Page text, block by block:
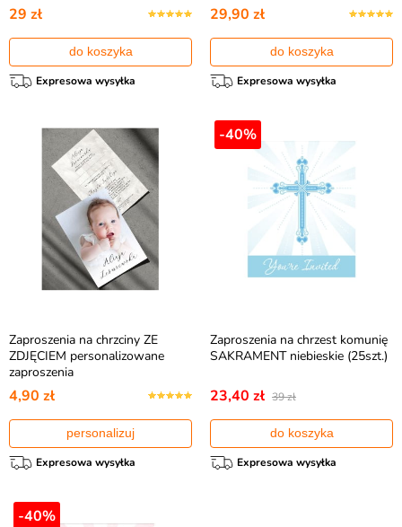
29 zł
do koszyka
Expresowa wysyłka
29,90 zł
do koszyka
Expresowa wysyłka
Zaproszenia na chrzciny ZE
ZDJĘCIEM personalizowane
zaproszenia
4,90 zł
personalizuj
Expresowa wysyłka
-40%
Zaproszenia na chrzest komunię
SAKRAMENT niebieskie (25szt.)
23,40 zł 39 zł
do koszyka
Expresowa wysyłka
-40%